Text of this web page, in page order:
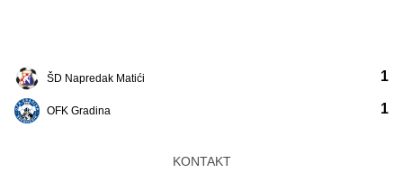
ŠD Napredak Matići
OFK Gradina
1
1
KONTAKT